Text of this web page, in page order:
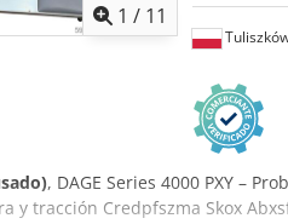
1 / 11
, DAGE Series 4000 PXY –
y tracción Credpfszma Skox